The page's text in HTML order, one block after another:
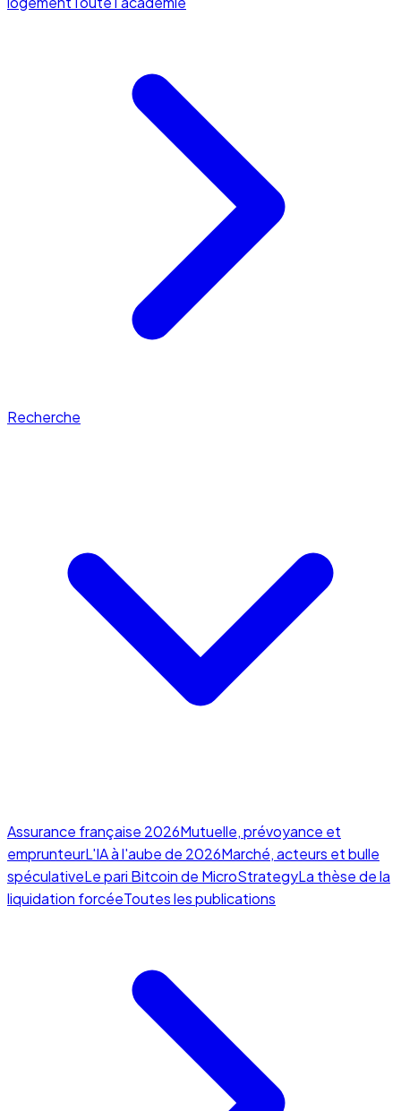
Recherche
Assurance française 2026Mutuelle, prévoyance et
emprunteurL'IA à l'aube de 2026Marché, acteurs et bulle
spéculativeLe pari Bitcoin de MicroStrategyLa thèse de la
liquidation forcéeToutes les publications